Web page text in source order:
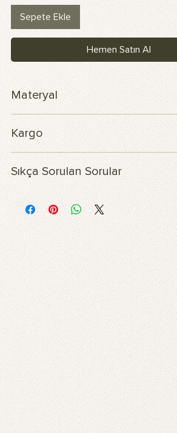
Sepete Ekle
Hemen Satın Al
Materyal
Kargo
Sıkça Sorulan Sorular
Görsellerimiz, dayanıklı...